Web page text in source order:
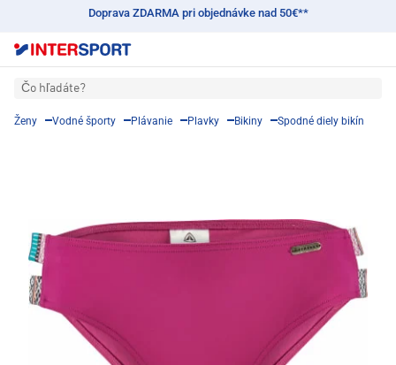
Doprava ZDARMA pri objednávke nad 50€**
Čo hľadáte?
Ženy Vodné športy Plávanie Plavky Bikiny Spodné diely bikín